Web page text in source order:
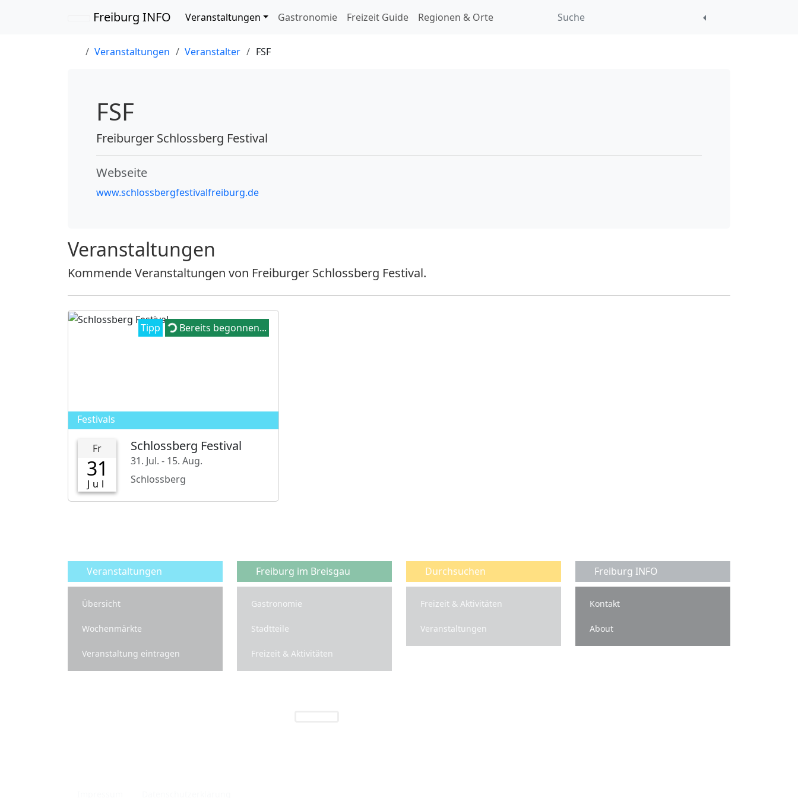
Freiburg INFO Navigation überspringen
Veranstaltungen Gastronomie Freizeit Guide Regionen & Orte Suche
Veranstaltungen Veranstalter FSF
FSF
Freiburger Schlossberg Festival
Webseite
www.schlossbergfestivalfreiburg.de
Veranstaltungen
Kommende Veranstaltungen von Freiburger Schlossberg Festival.
Tipp Loading...
Bereits begonnen...
Festivals
Fr
31
Jul
Schlossberg Festival
31. Jul. - 15. Aug.
Schlossberg
Veranstaltungen
Übersicht
Wochenmärkte
Veranstaltung eintragen
Freiburg im Breisgau
Gastronomie
Stadtteile
Freizeit & Aktivitäten
Durchsuchen
Freizeit & Aktivitäten
Veranstaltungen
Freiburg INFO
Kontakt
About